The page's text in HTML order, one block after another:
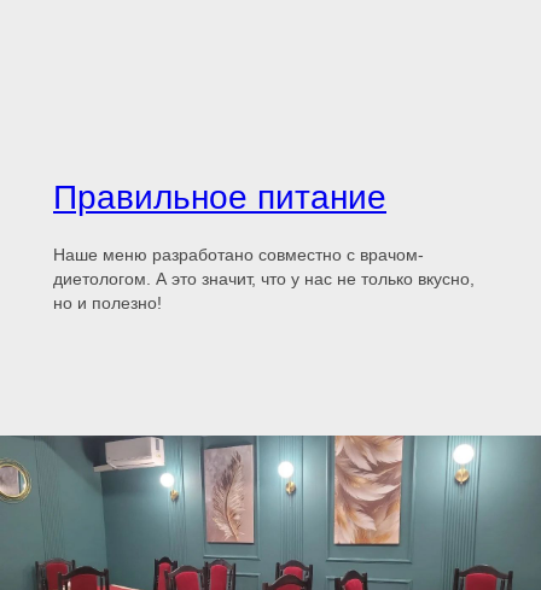
Правильное питание
Наше меню разработано совместно с врачом-
диетологом. А это значит, что у нас не только вкусно,
но и полезно!